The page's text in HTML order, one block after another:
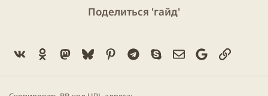
4 громогласных рёвов ярости
Поделиться 'гайд'
Vk Ok Mastodon
BlueskyPinterestTelegram
SkypeЭлектронная
GoogleСсылка